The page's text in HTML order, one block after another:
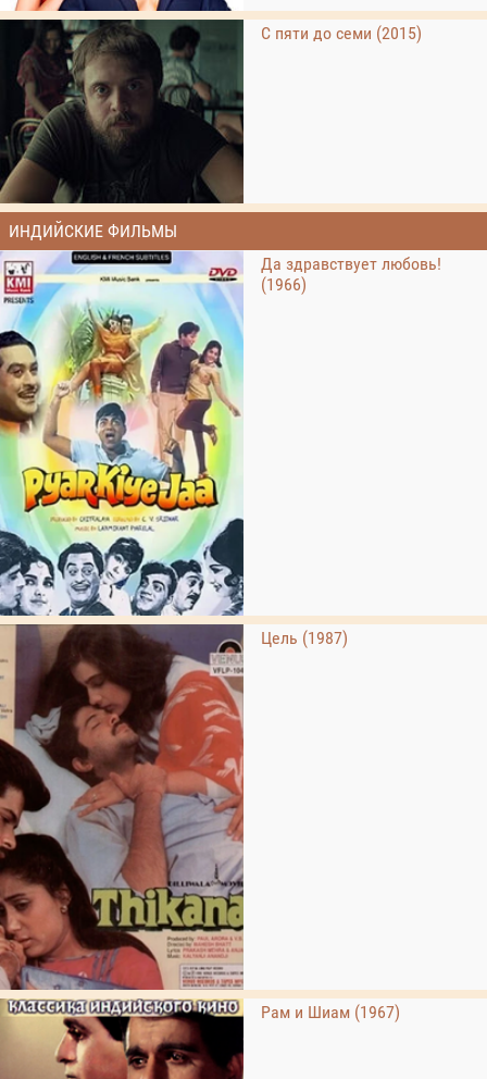
С пяти до семи (2015)
ИНДИЙСКИЕ ФИЛЬМЫ
Да здравствует любовь!
(1966)
Цель (1987)
Рам и Шиам (1967)